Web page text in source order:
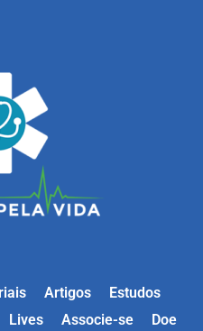
Artigos
Estudos
Lives Associe-se Doe